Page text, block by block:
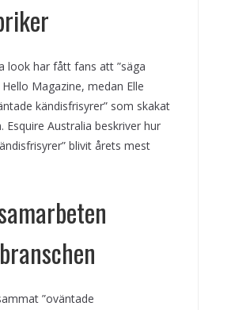
look har fått fans att ”säga
Magazine, medan Elle
kändisfrisyrer” som skakat
Esquire Australia beskriver hur
blivit årets mest
”oväntade